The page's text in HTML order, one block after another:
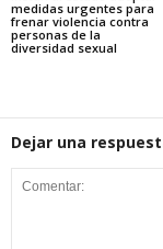
medidas urgentes para
frenar violencia contra
personas de la
diversidad sexual
Dejar una